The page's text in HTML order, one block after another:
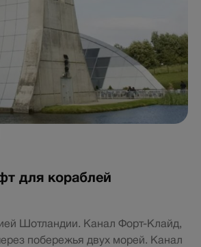
для кораблей
Шотландии. Канал Форт-Клайд,
побережья двух морей. Канал